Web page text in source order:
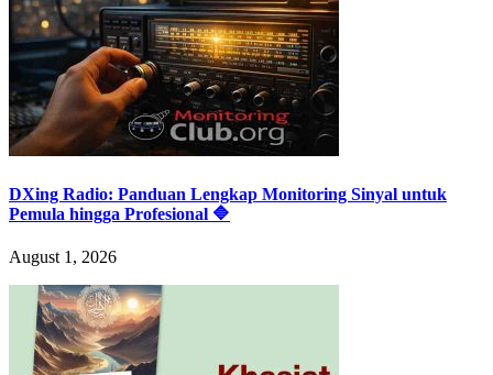
DXing Radio: Panduan Lengkap Monitoring Sinyal untuk
Pemula hingga Profesional 🔷
August 1, 2026